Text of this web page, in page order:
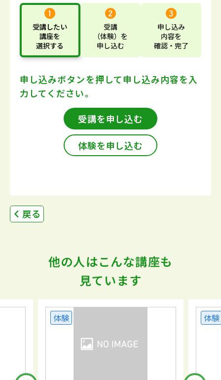
受講したい
講座を
選択する
受講
（体験） を
申し込む
申し込み
内容を
確認・完了
申し込みボタンを押して申し込み内容を入
力してください。
受講を申し込む
体験を申し込む
戻る
他の人はこんな講座も
見ています
体験 体験